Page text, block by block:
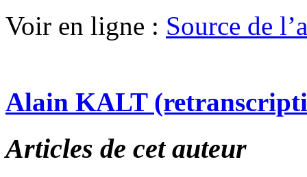
Voir en ligne : Source de
Alain KALT
Articles de cet auteur